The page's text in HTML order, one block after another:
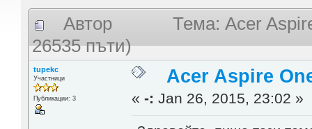
Автор
Тема: Acer
26535 пъти)
tupekc
Участници
Публикации: 3
Acer Aspire
«-: Jan 26, 2015, 23:02 »